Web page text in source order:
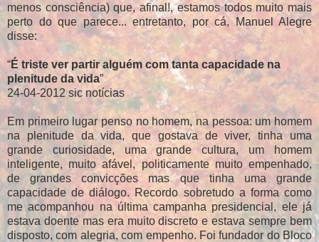
menos consciência) que, afinal!, estamos todos muito mais
perto do que parece... entretanto, por cá, Manuel Alegre
disse:
“É triste ver partir alguém com tanta capacidade na
plenitude da vida”
24-04-2012 sic notícias
Em primeiro lugar penso no homem, na pessoa: um homem
na plenitude da vida, que gostava de viver, tinha uma
grande curiosidade, uma grande cultura, um homem
inteligente, muito afável, politicamente muito empenhado,
de grandes convicções mas que tinha uma grande
capacidade de diálogo. Recordo sobretudo a forma como
me acompanhou na última campanha presidencial, ele já
estava doente mas era muito discreto e estava sempre bem
disposto, com alegria, com empenho. Foi fundador do Bloco